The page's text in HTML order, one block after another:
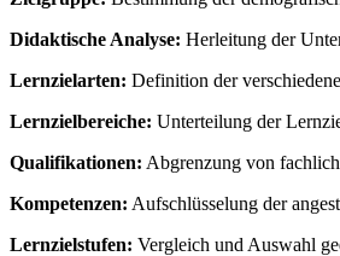
Didaktische Analyse: Herleitung der
Lernzielarten: Definition der
Lernzielbereiche: Unterteilung der
Qualifikationen: Abgrenzung von
Kompetenzen: Aufschlüsselung der
Lernzielstufen: Vergleich und Auswahl